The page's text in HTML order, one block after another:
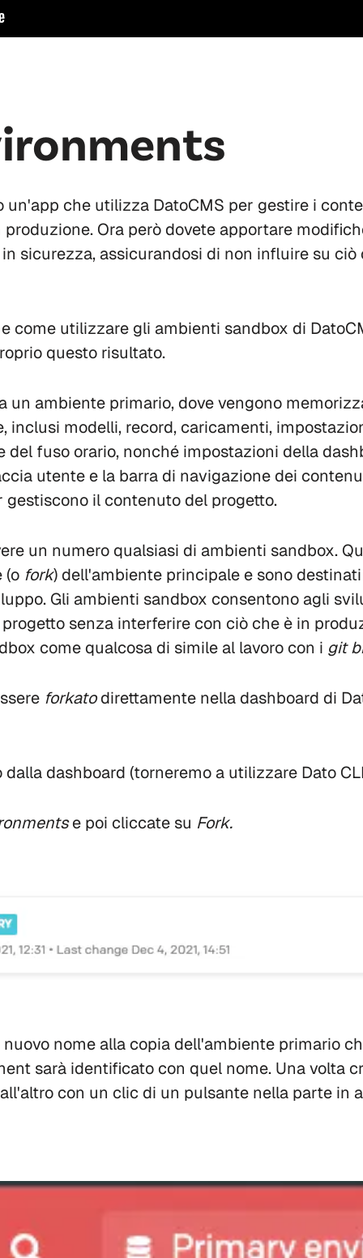
un'app che utilizza DatoCMS per gestire i
Ora però dovete apportare
sicurezza, assicurandosi di non influire su ciò
come utilizzare gli ambienti sandbox di
questo risultato.
un ambiente primario, dove vengono
inclusi modelli, record, caricamenti,
fuso orario, nonché impostazioni della
utente e la barra di navigazione dei
il contenuto del progetto.
un numero qualsiasi di ambienti sandbox.
(o fork) dell'ambiente principale e sono
Gli ambienti sandbox consentono agli
senza interferire con ciò che è in
come qualcosa di simile al lavoro con i git
forkatodirettamente nella dashboard di
dashboard (torneremo a utilizzare Dato
e poi cliccate su Fork.
nome alla copia dell'ambiente primario
sarà identificato con quel nome. Una volta
con un clic di un pulsante nella parte in